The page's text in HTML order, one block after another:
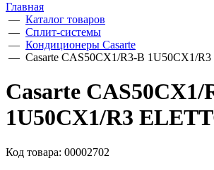
Главная
— Каталог товаров
— Сплит-системы
— Кондиционеры Casarte
— Casarte CAS50CX1/R3-B 1U50CX1/
Casarte CAS50CX1/
1U50CX1/R3
Код товара: 00002702